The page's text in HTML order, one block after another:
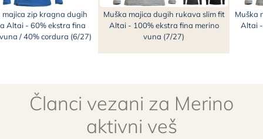
majica zip kragna dugih
Altai - 60% ekstra fina
/ 40% cordura (6/27)
Muška majica dugih rukava slim fit
Altai - 100% ekstra fina merino
vuna (7/27)
Muška
Altai
Članci vezani za Merino
aktivni veš